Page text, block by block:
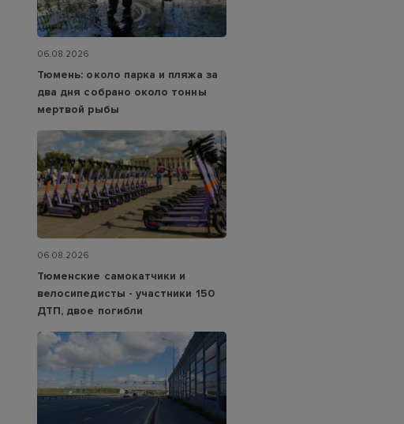
06.08.2026
Тюмень: около парка и пляжа за
два дня собрано около тонны
мертвой рыбы
06.08.2026
Тюменские самокатчики и
велосипедисты - участники 150
ДТП, двое погибли